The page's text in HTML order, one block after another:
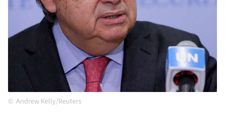
Andrew Kelly/Reuters